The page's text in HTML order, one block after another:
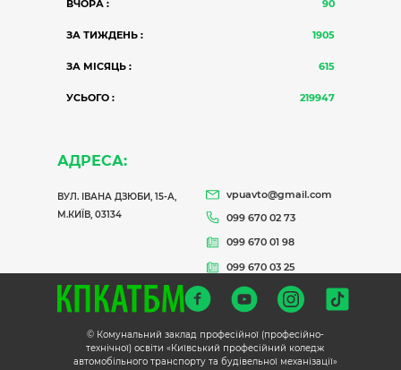
ВЧОРА : 90
ЗА ТИЖДЕНЬ : 1905
ЗА МІСЯЦЬ : 615
УСЬОГО : 219947
АДРЕСА:
ВУЛ. ІВАНА ДЗЮБИ, 15-А,
М.КИЇВ, 03134
vpuavto@gmail.com
099 670 02 73
099 670 01 98
099 670 03 25
© Комунальний заклад професійної (професійно-
технічної) освіти «Київський професійний коледж
автомобільного транспорту та будівельної механізації»